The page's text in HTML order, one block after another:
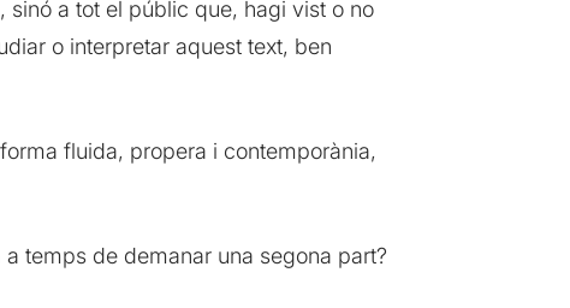
sinó a tot el públic que, hagi vist o no
o interpretar aquest text, ben
fluida, propera i contemporània,
temps de demanar una segona part?